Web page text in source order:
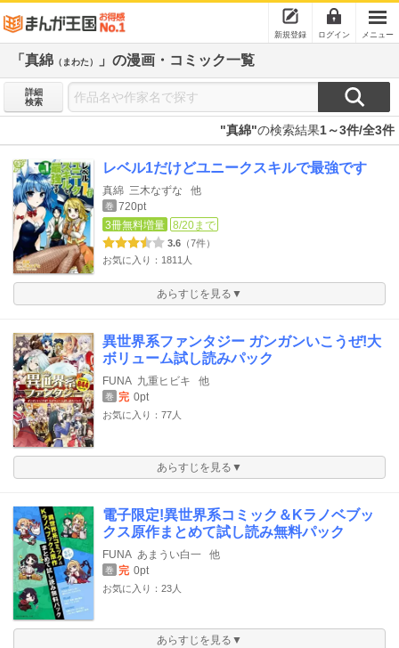
新規登録 ログイン メニュー
「真綿 （まわた） 」の漫画・コミック一覧
詳細
検索
"真綿"の検索結果1～3件/全3件
レベル1だけどユニークスキルで最強です
真綿 三木なずな 他
巻 720pt
3冊無料増量
8/20まで
3.6 （7件）
お気に入り：1811人
あらすじを見る▼
異世界系ファンタジー ガンガンいこうぜ!大
ボリューム試し読みパック
FUNA 九重ヒビキ 他
巻 完 0pt
お気に入り：77人
あらすじを見る▼
電子限定!異世界系コミック＆Kラノベブッ
クス原作まとめて試し読み無料パック
FUNA あまうい白一 他
巻 完 0pt
お気に入り：23人
あらすじを見る▼